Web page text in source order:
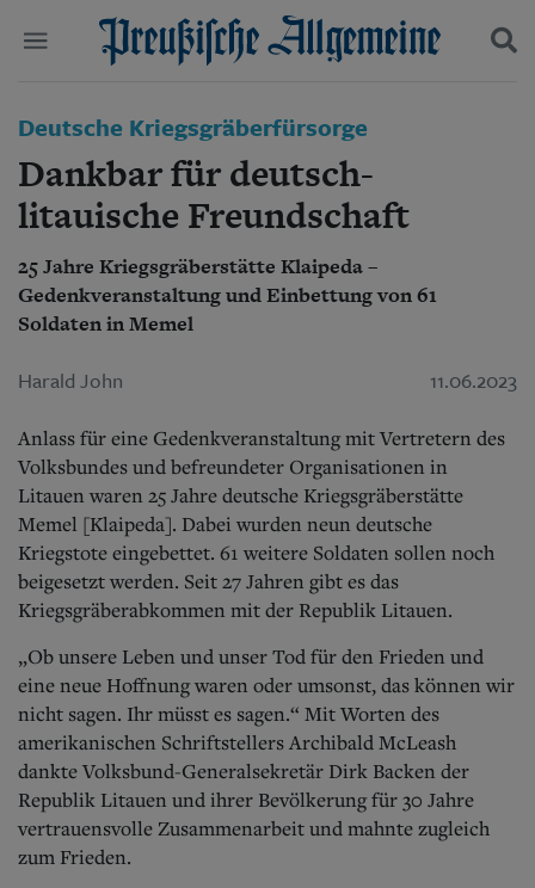
Start
Wer wir sind
Aktuelle Ausgabe
Abonnenten-Login
Abonnent werden
Abo Prämien
Mediadaten
Politik
Wirtschaft
Panorama
Gesellschaft
Leben
Geschichte
Ostpreußen
Bücher
Kontakt
Impressum
Datenschutz
Suchen und finden
Deutsche Kriegsgräberfürsorge
Dankbar für deutsch-
litauische Freundschaft
25 Jahre Kriegsgräberstätte Klaipeda –
Gedenkveranstaltung und Einbettung von 61
Soldaten in Memel
Harald John 11.06.2023
Anlass für eine Gedenkveranstaltung mit Vertretern des
Volksbundes und befreundeter Organisationen in
Litauen waren 25 Jahre deutsche Kriegsgräberstätte
Memel [Klaipeda]. Dabei wurden neun deutsche
Kriegstote eingebettet. 61 weitere Soldaten sollen noch
beigesetzt werden. Seit 27 Jahren gibt es das
Kriegsgräberabkommen mit der Republik Litauen.
„Ob unsere Leben und unser Tod für den Frieden und
eine neue Hoffnung waren oder umsonst, das können wir
nicht sagen. Ihr müsst es sagen.“ Mit Worten des
amerikanischen Schriftstellers Archibald McLeash
dankte Volksbund-Generalsekretär Dirk Backen der
Republik Litauen und ihrer Bevölkerung für 30 Jahre
vertrauensvolle Zusammenarbeit und mahnte zugleich
zum Frieden.